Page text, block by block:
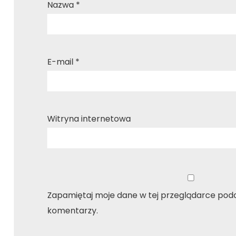
Nazwa *
E-mail *
Witryna internetowa
Zapamiętaj moje dane w tej przeglądarce
komentarzy.